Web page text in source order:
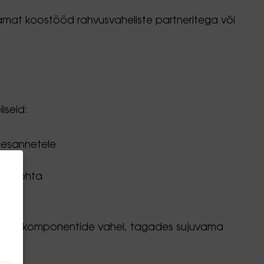
koostööd rahvusvaheliste partneritega või
kohta
vahel, tagades sujuvama